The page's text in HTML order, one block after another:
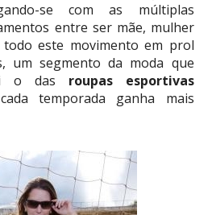
se com as múltiplas
entre ser mãe, mulher
este movimento em prol
um segmento da moda que
o das roupas esportivas
temporada ganha mais